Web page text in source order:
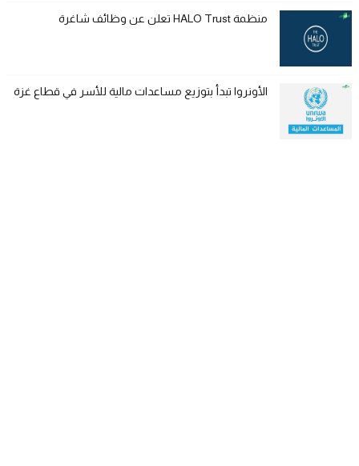
منظمة HALO Trust تعلن عن وظائف شاغرة
الأونروا تبدأ بتوزيع مساعدات مالية للأسر في قطاع غزة